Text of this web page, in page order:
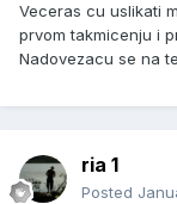
Veceras cu uslikati
prvom takmicenju i
Nadovezacu se na
ria 1
Posted